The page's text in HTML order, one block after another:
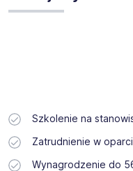
Szkolenie na
Zatrudnienie w
Wynagrodzenie do